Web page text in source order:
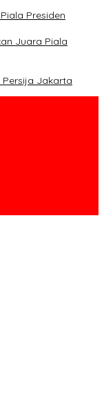
Presiden
Juara Piala
Persija Jakarta